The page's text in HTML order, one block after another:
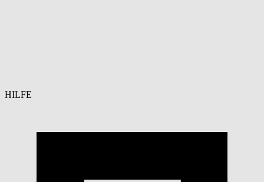
HILFE